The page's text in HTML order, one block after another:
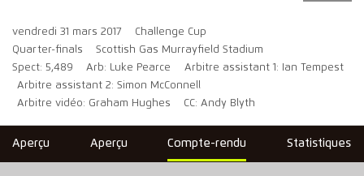
vendredi 31 mars 2017
Challenge Cup
Quarter-finals
Scottish Gas Murrayfield Stadium
Spect: 5,489
Arb: Luke Pearce
Arbitre assistant 1: Ian Tempest
Arbitre assistant 2: Simon McConnell
Arbitre vidéo: Graham Hughes
CC: Andy Blyth
Aperçu Aperçu Compte-rendu Statistiques